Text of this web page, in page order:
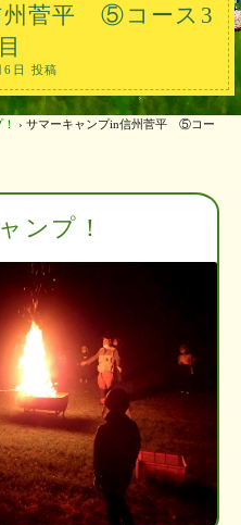
州菅平 ⑤コース3
6日 投稿
› サマーキャンプin信州菅平 ⑤コー
ンプ！